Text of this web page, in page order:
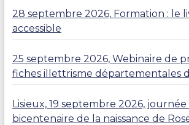
28 septembre 2026, Formation : le
accessible
25 septembre 2026, Webinaire de
fiches illettrisme départementales
Lisieux, 19 septembre 2026,
bicentenaire de la naissance de